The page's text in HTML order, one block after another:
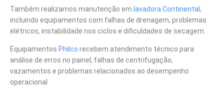
Também realizamos manutenção em lavadora Continental,
incluindo equipamentos com falhas de drenagem, problemas
elétricos, instabilidade nos ciclos e dificuldades de secagem.
Equipamentos Philco recebem atendimento técnico para
análise de erros no painel, falhas de centrifugação,
vazamentos e problemas relacionados ao desempenho
operacional.